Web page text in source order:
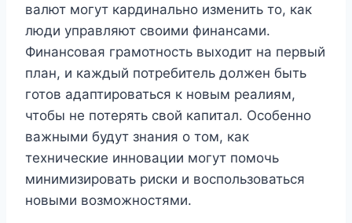
валют могут кардинально изменить то, как
люди управляют своими финансами.
Финансовая грамотность выходит на первый
план, и каждый потребитель должен быть
готов адаптироваться к новым реалиям,
чтобы не потерять свой капитал. Особенно
важными будут знания о том, как
технические инновации могут помочь
минимизировать риски и воспользоваться
новыми возможностями.